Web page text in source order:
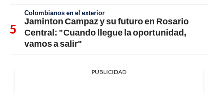
Colombianos en el exterior
Jaminton Campaz y su futuro en Rosario
Central: "Cuando llegue la oportunidad,
vamos a salir"
PUBLICIDAD